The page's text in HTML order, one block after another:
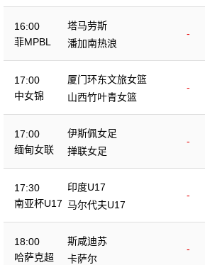
16:00
菲MPBL
塔马劳斯
-
潘加南热浪
17:00
中女锦
厦门环东文旅女篮
-
山西竹叶青女篮
17:00
缅甸女联
伊斯佩女足
-
掸联女足
17:30
南亚杯U17
印度U17
-
马尔代夫U17
18:00
哈萨克超
斯咸迪苏
-
卡萨尔